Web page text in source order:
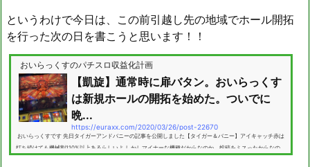
というわけで今日は、この前引越し先の地域でホール開拓
を行った次の日を書こうと思います！！
おいらっくすのパチスロ収益化計画
【凱旋】通常時に扉バタン。おいらっくす
は新規ホールの開拓を始めた。ついでに
晩...
https://euraxx.com/2020/03/26/post-22670
おいらっくすです 先日タイガーアンドバニーの記事を公開しました【タイガー＆バニー】アイキャッチ赤は
打ち続けても機械割110%以上あるらしいよ しかしマイナーな機種だからなのか、投稿をミスったからなの